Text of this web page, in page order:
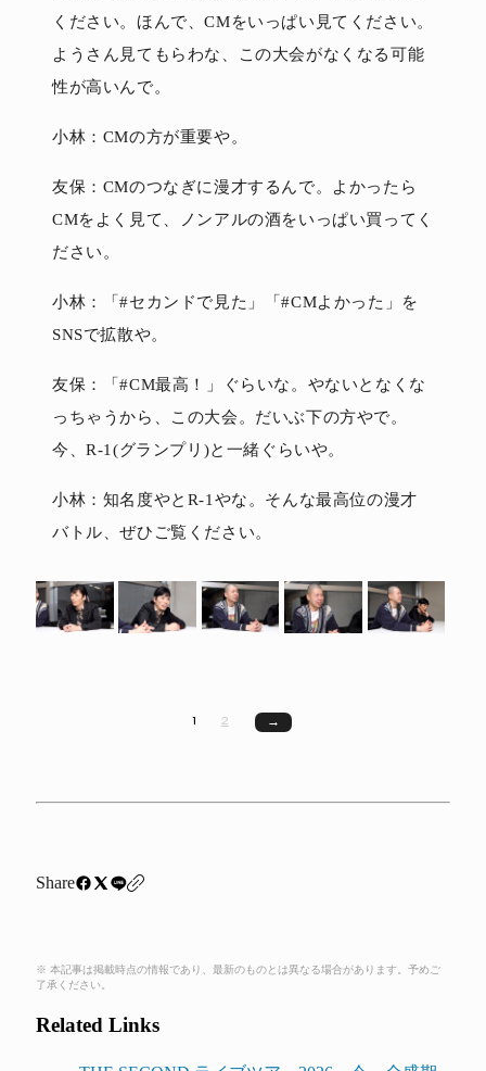
ください。ほんで、CMをいっぱい見てください。
ようさん見てもらわな、この大会がなくなる可能
性が高いんで。
小林：CMの方が重要や。
友保：CMのつなぎに漫才するんで。よかったら
CMをよく見て、ノンアルの酒をいっぱい買ってく
ださい。
小林：「#セカンドで見た」「#CMよかった」を
SNSで拡散や。
友保：「#CM最高！」ぐらいな。やないとなくな
っちゃうから、この大会。だいぶ下の方やで。
今、R-1(グランプリ)と一緒ぐらいや。
小林：知名度やとR-1やな。そんな最高位の漫才
バトル、ぜひご覧ください。
1 2 →
Share
※ 本記事は掲載時点の情報であり、最新のものとは異なる場合があります。予めご
了承ください。
Related Links